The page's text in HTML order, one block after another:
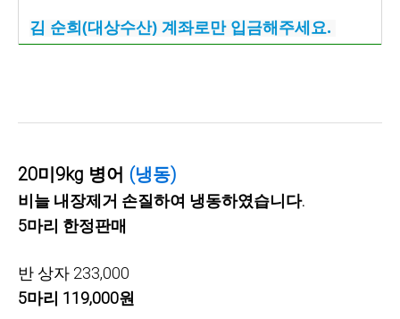
김 순희(대상수산) 계좌로만 입금해주세요.
20미9kg 병어 (냉동)
비늘 내장제거 손질하여 냉동하였습니다.
5마리 한정판매
반 상자 233,000
5마리 119,000원